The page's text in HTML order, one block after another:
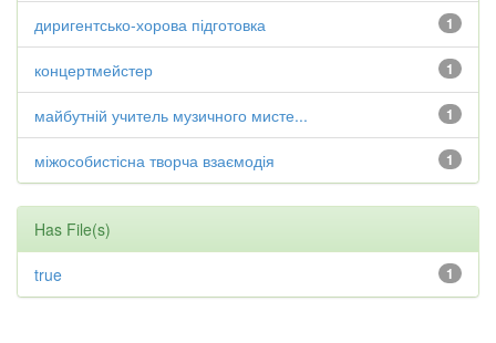
1
диригентсько-хорова підготовка
1
концертмейстер
1
майбутній учитель музичного мисте...
1
міжособистісна творча взаємодія
Has File(s)
1
true